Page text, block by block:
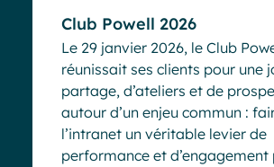
Club Powell 2026
Le 29 janvier 2026, le Club
réunissait ses clients pour une
partage, d’ateliers et de
autour d’un enjeu commun :
l’intranet un véritable levier de
performance et d’engagement